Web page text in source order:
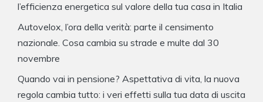
l’efficienza energetica sul valore della tua casa in Italia
Autovelox, l’ora della verità: parte il censimento
nazionale. Cosa cambia su strade e multe dal 30
novembre
Quando vai in pensione? Aspettativa di vita, la nuova
regola cambia tutto: i veri effetti sulla tua data di uscita